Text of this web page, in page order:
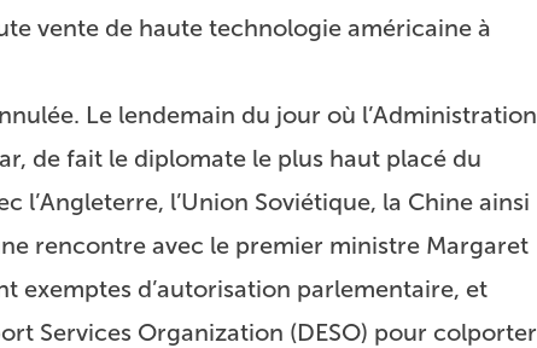
vente de haute technologie américaine à
Le lendemain du jour où l’Administration
de fait le diplomate le plus haut placé du
l’Angleterre, l’Union Soviétique, la Chine ainsi
rencontre avec le premier ministre Margaret
exemptes d’autorisation parlementaire, et
Services Organization (DESO) pour colporter